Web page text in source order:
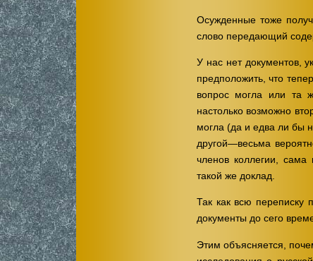
Осужденные тоже
слово передающий
У нас нет документов,
предположить, что
вопрос могла или та
настолько возможно
могла (да и едва ли бы
другой—весьма
членов коллегии, сама
такой же доклад.
Так как всю переписку
документы до сего
Этим объясняется,